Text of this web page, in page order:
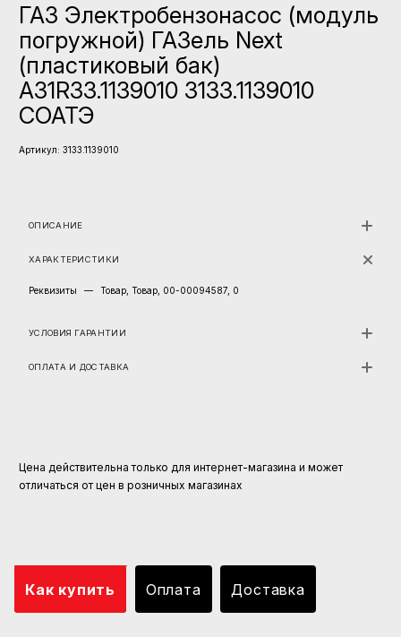
ГАЗ Электробензонасос (модуль
погружной) ГАЗель Next
(пластиковый бак)
А31R33.1139010 3133.1139010
СОАТЭ
Артикул: 3133.1139010
ОПИСАНИЕ
ХАРАКТЕРИСТИКИ
Реквизиты — Товар, Товар, 00-00094587, 0
УСЛОВИЯ ГАРАНТИИ
ОПЛАТА И ДОСТАВКА
Цена действительна только для интернет-магазина и может
отличаться от цен в розничных магазинах
Как купить Оплата Доставка